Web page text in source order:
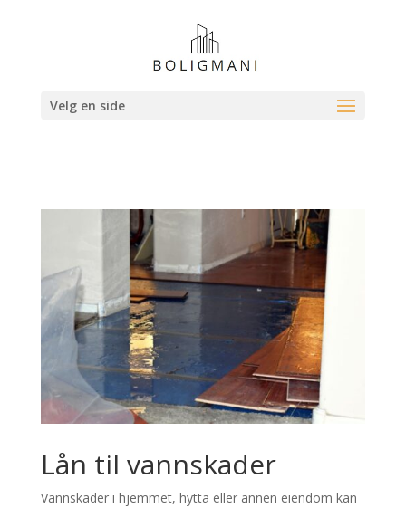
Velg en side
Lån til vannskader
Vannskader i hjemmet, hytta eller annen eiendom kan